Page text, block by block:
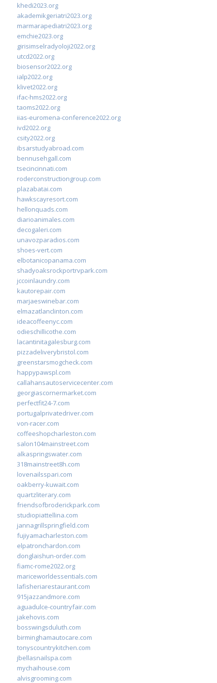
khedi2023.org
akademikgeriatri2023.org
marmarapediatri2023.org
emchie2023.org
girisimselradyoloji2022.org
utcd2022.org
biosensor2022.org
ialp2022.org
klivet2022.org
ifac-hms2022.org
taoms2022.org
iias-euromena-conference2022.org
ivd2022.org
csity2022.org
ibsarstudyabroad.com
bennusehgall.com
tsecincinnati.com
roderconstructiongroup.com
plazabatai.com
hawkscayresort.com
hellonquads.com
diarioanimales.com
decogaleri.com
unavozparadios.com
shoes-vert.com
elbotanicopanama.com
shadyoaksrockportrvpark.com
jccoinlaundry.com
kautorepair.com
marjaeswinebar.com
elmazatlanclinton.com
ideacoffeenyc.com
odieschillicothe.com
lacantinitagalesburg.com
pizzadeliverybristol.com
greenstarsmogcheck.com
happypawspl.com
callahansautoservicecenter.com
georgiascornermarket.com
perfectfit24-7.com
portugalprivatedriver.com
von-racer.com
coffeeshopcharleston.com
salon104mainstreet.com
alkaspringswater.com
318mainstreet8h.com
lovenailsspari.com
oakberry-kuwait.com
quartzliterary.com
friendsofbroderickpark.com
studiopiattellina.com
jannagrillspringfield.com
fujiyamacharleston.com
elpatronchardon.com
donglaishun-order.com
fiamc-rome2022.org
mariceworldessentials.com
lafisheriarestaurant.com
915jazzandmore.com
aguadulce-countryfair.com
jakehovis.com
bosswingsduluth.com
birminghamautocare.com
tonyscountrykitchen.com
jbellasnailspa.com
mychaihouse.com
alvisgrooming.com